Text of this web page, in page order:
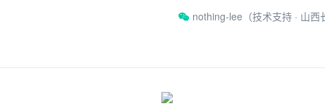
nothing-lee（技术支持 · 山西